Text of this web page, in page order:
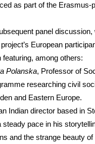
as part of the Erasmus-
panel
European
featuring, among others:
Polanska, Professor of
researching civil
and Eastern Europe.
Indian director based in
steady pace in his
and the strange beauty